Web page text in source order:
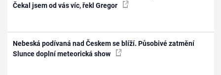
Čekal jsem od vás víc, řekl Gregor
Nebeská podívaná nad Českem se blíží. Působivé zatmění
Slunce doplní meteorická show